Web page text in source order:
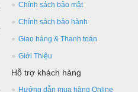
Chính sách bảo mật
Chính sách bảo hành
Giao hàng & Thanh toán
Giới Thiệu
Hỗ trợ khách hàng
Hướng dẫn mua hàng Online